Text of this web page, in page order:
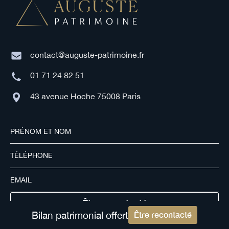
contact@auguste-patrimoine.fr
01 71 24 82 51
43 avenue Hoche 75008 Paris
En envoyant ce formulaire, vous acceptez notre Politique de Confidentialité
Bilan patrimonial offert Être recontacté